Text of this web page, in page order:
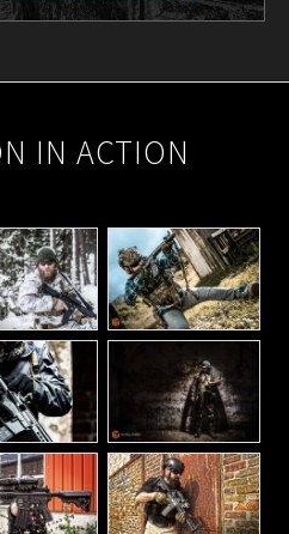
IN ACTION